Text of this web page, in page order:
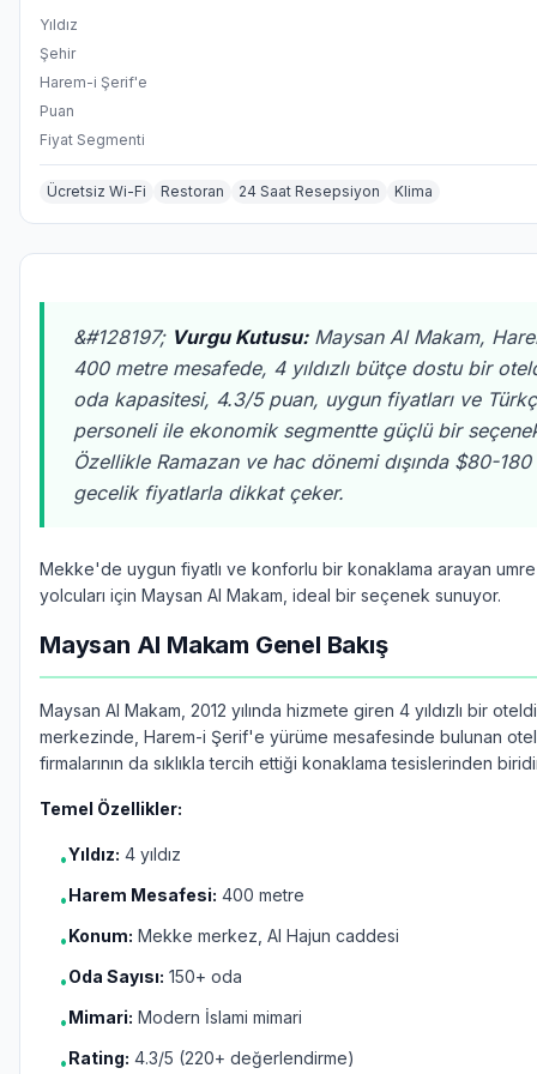
Yıldız
Şehir
Harem-i Şerif'e
Puan
Fiyat Segmenti
Ücretsiz Wi-Fi Restoran 24 Saat Resepsiyon Klima
&#128197; Vurgu Kutusu:Maysan Al Makam,
400 metre mesafede, 4 yıldızlı bütçe dostu bir
oda kapasitesi, 4.3/5 puan, uygun fiyatları ve
personeli ile ekonomik segmentte güçlü bir
Özellikle Ramazan ve hac dönemi dışında $80-180
gecelik fiyatlarla dikkat çeker.
Mekke'de uygun fiyatlı ve konforlu bir konaklama arayan
yolcuları için Maysan Al Makam, ideal bir seçenek sunuyor.
Maysan Al Makam Genel Bakış
Maysan Al Makam, 2012 yılında hizmete giren 4 yıldızlı bir
merkezinde, Harem-i Şerif'e yürüme mesafesinde bulunan
firmalarının da sıklıkla tercih ettiği konaklama tesislerinden
Temel Özellikler:
•Yıldız: 4 yıldız
•Harem Mesafesi: 400 metre
•Konum: Mekke merkez, Al Hajun caddesi
•Oda Sayısı: 150+ oda
•Mimari: Modern İslami mimari
•Rating: 4.3/5 (220+ değerlendirme)